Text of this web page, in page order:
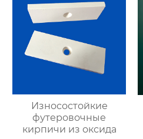
Износостойкие
футеровочные
кирпичи из оксида